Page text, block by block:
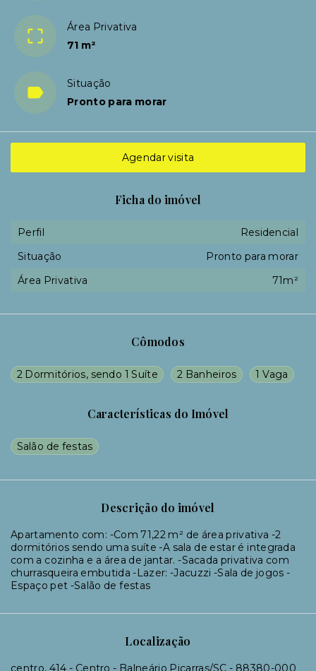
Área Privativa
71 m²
Situação
Pronto para morar
Cômodos
2 Dormitórios, sendo 1 Suíte 2 Banheiros 1 Vaga
Características do Imóvel
Salão de festas
Descrição do imóvel
Apartamento com: -Com 71,22 m² de área privativa -2
dormitórios sendo uma suíte -A sala de estar é integrada
com a cozinha e a área de jantar. -Sacada privativa com
churrasqueira embutida -Lazer: -Jacuzzi -Sala de jogos -
Espaço pet -Salão de festas
Localização
Agendar visita
Ficha do imóvel
Perfil
Residencial
Situação
Pronto para morar
Área Privativa
71m²